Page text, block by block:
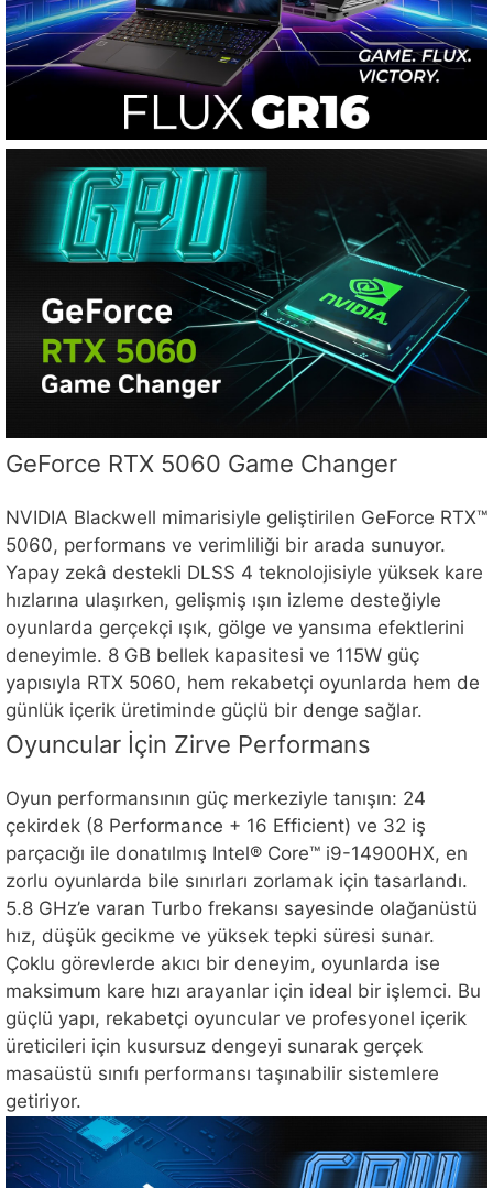
GeForce RTX 5060 Game Changer
NVIDIA Blackwell mimarisiyle geliştirilen GeForce RTX™
5060, performans ve verimliliği bir arada sunuyor.
Yapay zekâ destekli DLSS 4 teknolojisiyle yüksek kare
hızlarına ulaşırken, gelişmiş ışın izleme desteğiyle
oyunlarda gerçekçi ışık, gölge ve yansıma efektlerini
deneyimle. 8 GB bellek kapasitesi ve 115W güç
yapısıyla RTX 5060, hem rekabetçi oyunlarda hem de
günlük içerik üretiminde güçlü bir denge sağlar.
Oyuncular İçin Zirve Performans
Oyun performansının güç merkeziyle tanışın: 24
çekirdek (8 Performance + 16 Efficient) ve 32 iş
parçacığı ile donatılmış Intel® Core™ i9-14900HX, en
zorlu oyunlarda bile sınırları zorlamak için tasarlandı.
5.8 GHz’e varan Turbo frekansı sayesinde olağanüstü
hız, düşük gecikme ve yüksek tepki süresi sunar.
Çoklu görevlerde akıcı bir deneyim, oyunlarda ise
maksimum kare hızı arayanlar için ideal bir işlemci. Bu
güçlü yapı, rekabetçi oyuncular ve profesyonel içerik
üreticileri için kusursuz dengeyi sunarak gerçek
masaüstü sınıfı performansı taşınabilir sistemlere
getiriyor.